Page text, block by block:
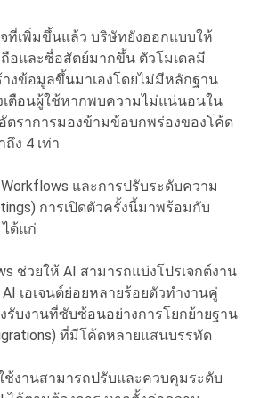
ที่เพิ่มขึ้นแล้ว บริษัทยังออกแบบให้
อและซื่อสัตย์มากขึ้น ตัวโมเดลมี
งข้อมูลขึ้นมาเองโดยไม่มีหลักฐาน
เตือนผู้ใช้หากพบความไม่แน่นอนใน
ตราการมองข้ามข้อบกพร่องของโค้ด
ง 4 เท่า
และการปรับระดับความ
การเปิดตัวครั้งนี้มาพร้อมกับ
ด้แก่
ช่วยให้ AI สามารถแบ่งโปรเจกต์งาน
เอเจนต์ย่อยหลายร้อยตัวทำงานคู่
รับงานที่ซับซ้อนอย่างการโยกย้ายฐาน
ที่มีโค้ดหลายแสนบรรทัด
ช้งานสามารถปรับและควบคุมระดับ